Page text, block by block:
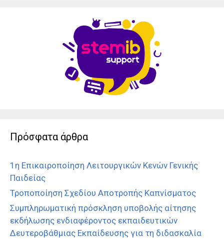
Πρόσφατα άρθρα
1η Επικαιροποίηση Λειτουργικών Κενών Γενικής
Παιδείας
Τροποποίηση Σχεδίου Αποτροπής Καπνίσματος
Συμπληρωματική πρόσκληση υποβολής αίτησης
εκδήλωσης ενδιαφέροντος εκπαιδευτικών
Δευτεροβάθμιας Εκπαίδευσης για τη διδασκαλία